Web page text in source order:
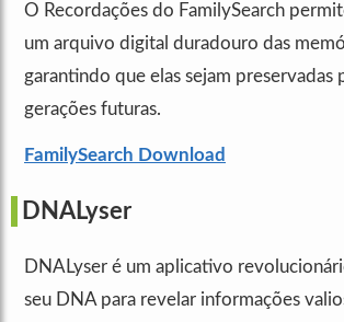
O Recordações do FamilySearch
um arquivo digital duradouro das
garantindo que elas sejam preservadas
gerações futuras.
FamilySearch Download
DNALyser
DNALyser é um aplicativo
seu DNA para revelar informações